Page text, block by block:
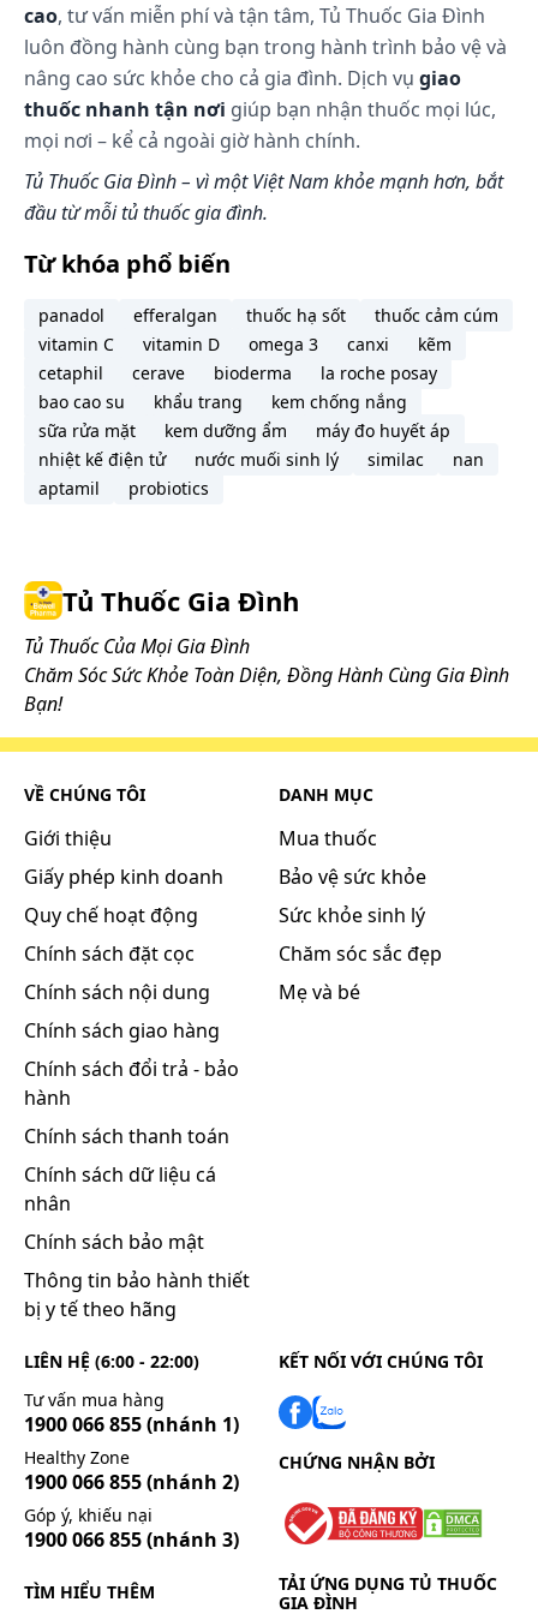
cao, tư vấn miễn phí và tận tâm, Tủ Thuốc Gia Đình
luôn đồng hành cùng bạn trong hành trình bảo vệ và
nâng cao sức khỏe cho cả gia đình. Dịch vụ giao
thuốc nhanh tận nơi giúp bạn nhận thuốc mọi lúc,
mọi nơi – kể cả ngoài giờ hành chính.
Tủ Thuốc Gia Đình – vì một Việt Nam khỏe mạnh hơn, bắt
đầu từ mỗi tủ thuốc gia đình.
Từ khóa phổ biến
panadol efferalgan thuốc hạ sốt
thuốc cảm cúm
vitamin C
vitamin D omega 3 canxi
kẽm
cetaphil
cerave bioderma
la roche posay
bao cao su
khẩu trang
kem chống nắng
sữa rửa mặt
kem dưỡng ẩm
máy đo huyết áp
nhiệt kế điện tử
nước muối sinh lý similac
nan
aptamil
probiotics
Tủ Thuốc Gia Đình
Tủ Thuốc Của Mọi Gia Đình
Chăm Sóc Sức Khỏe Toàn Diện, Đồng Hành Cùng Gia Đình
Bạn!
VỀ CHÚNG TÔI
Giới thiệu
Giấy phép kinh doanh
Quy chế hoạt động
Chính sách đặt cọc
Chính sách nội dung
Chính sách giao hàng
Chính sách đổi trả - bảo
hành
Chính sách thanh toán
Chính sách dữ liệu cá
nhân
Chính sách bảo mật
Thông tin bảo hành thiết
bị y tế theo hãng
DANH MỤC
Mua thuốc
Bảo vệ sức khỏe
Sức khỏe sinh lý
Chăm sóc sắc đẹp
Mẹ và bé
LIÊN HỆ (6:00 - 22:00)
Tư vấn mua hàng
1900 066 855(nhánh 1)
Healthy Zone
1900 066 855(nhánh 2)
Góp ý, khiếu nại
1900 066 855(nhánh 3)
TÌM HIỂU THÊM
KẾT NỐI VỚI CHÚNG TÔI
CHỨNG NHẬN BỞI
TẢI ỨNG DỤNG TỦ THUỐC
GIA ĐÌNH